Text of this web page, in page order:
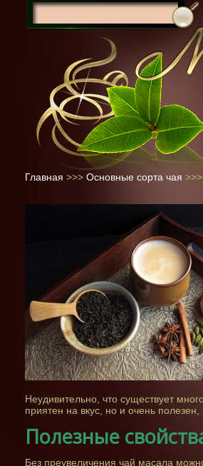
Главная >>> Основные сорта чая >>>
Неудивительно, что существует
приятен на вкус, но и очень
Полезные
Без преувеличения чай масала